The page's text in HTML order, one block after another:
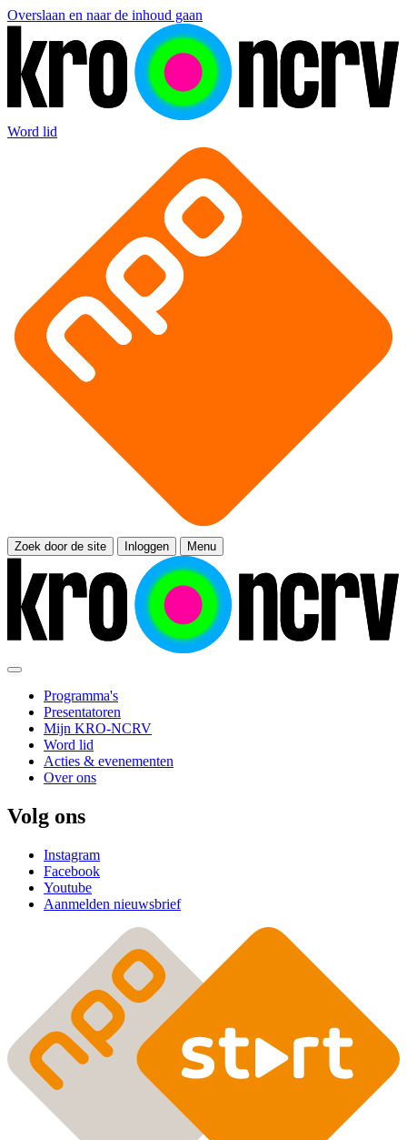
Overslaan en naar de inhoud gaan
Word lid
Zoek door de site Inloggen Menu
Programma's
Presentatoren
Mijn KRO-NCRV
Word lid
Acties & evenementen
Over ons
Volg ons
Instagram
Facebook
Youtube
Aanmelden nieuwsbrief